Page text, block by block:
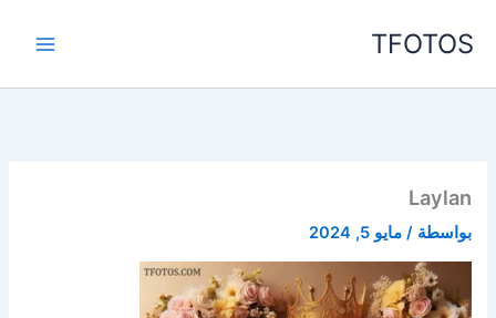
TFOTOS
Laylan
بواسطة /مايو 5, 2024